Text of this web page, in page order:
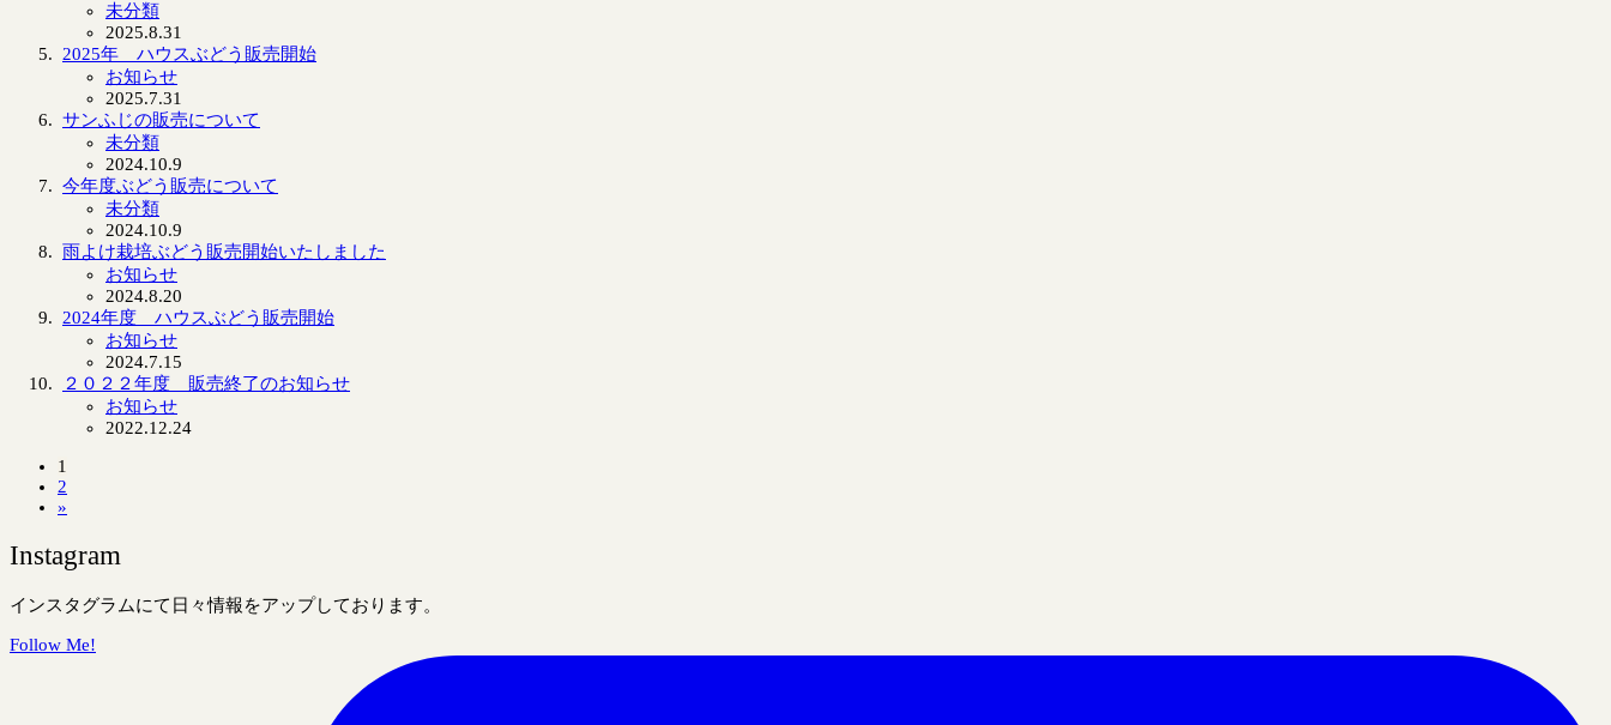
未分類
2025.8.31
2025年 ハウスぶどう販売開始
お知らせ
2025.7.31
サンふじの販売について
未分類
2024.10.9
今年度ぶどう販売について
未分類
2024.10.9
雨よけ栽培ぶどう販売開始いたしました
お知らせ
2024.8.20
2024年度 ハウスぶどう販売開始
お知らせ
2024.7.15
２０２２年度 販売終了のお知らせ
お知らせ
2022.12.24
1
2
»
Instagram
インスタグラムにて日々情報をアップしております。
Follow Me!